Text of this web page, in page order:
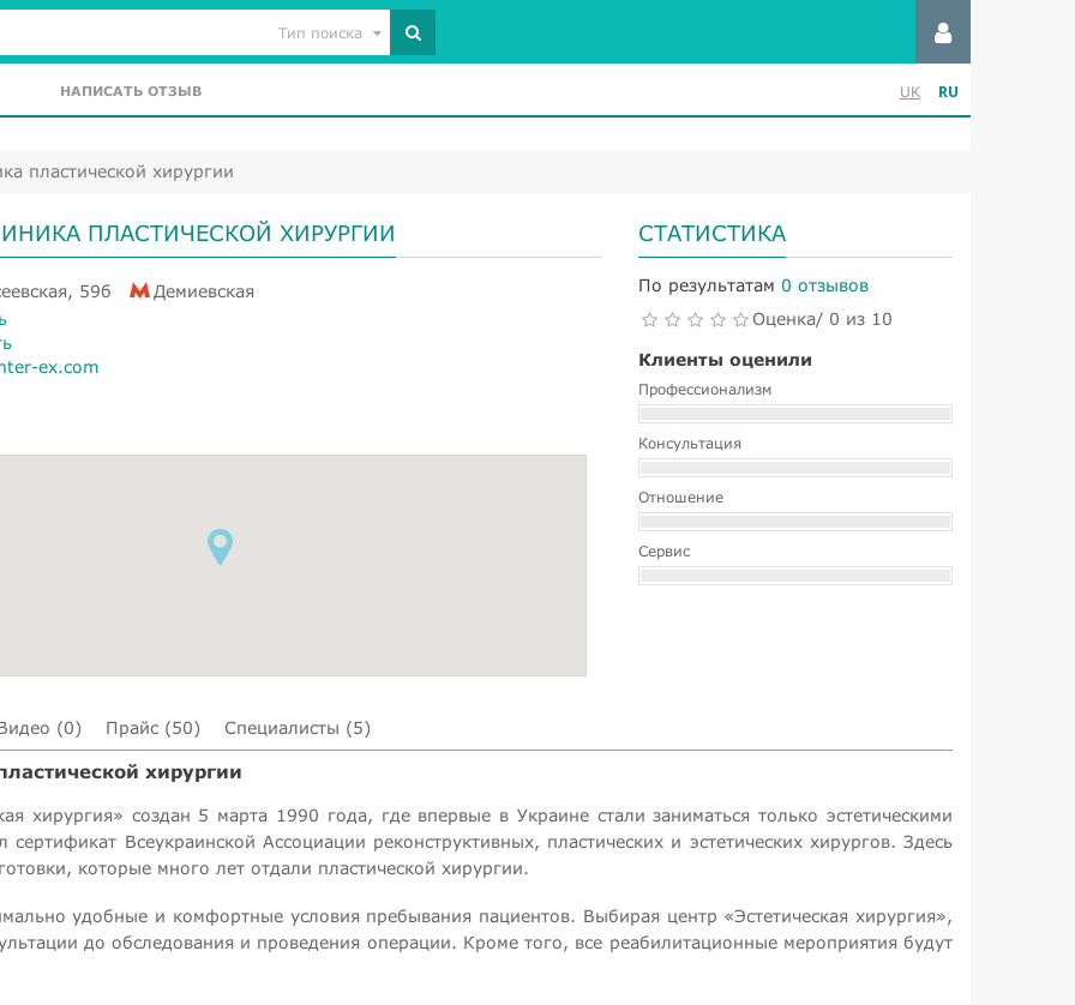
Тип поиска
НАПИСАТЬ ОТЗЫВ UK RU
пластической хирургии
ПЛАСТИЧЕСКОЙ ХИРУРГИИ
59б
Демиевская
ex.com
СТАТИСТИКА
По результатам 0 отзывов
Оценка/ 0 из 10
Клиенты оценили
Профессионализм
Консультация
Отношение
Сервис
(0) Прайс (50) Специалисты (5)
хирургии
хирургия» создан 5 марта 1990 года, где впервые в Украине стали заниматься только эстетическими
Всеукраинской Ассоциации реконструктивных, пластических и эстетических хирургов. Здесь
которые много лет отдали пластической хирургии.
удобные и комфортные условия пребывания пациентов. Выбирая центр «Эстетическая хирургия»,
до обследования и проведения операции. Кроме того, все реабилитационные мероприятия будут